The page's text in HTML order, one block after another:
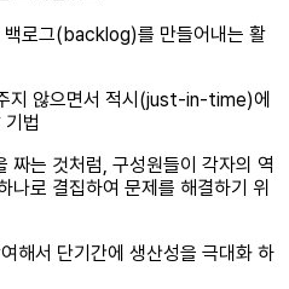
로그(backlog)를 만들어내는 활
지 않으면서 적시(just-in-time)에
법
짜는 것처럼, 구성원들이 각자의 역
나로 결집하여 문제를 해결하기 위
해서 단기간에 생산성을 극대화 하